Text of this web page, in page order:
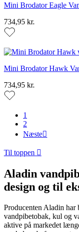
Mini Brodator Eagle
734,95 kr.
Mini Brodator Hawk
734,95 kr.
1
2
Næste
Til toppen 
Aladin
design og til
Producenten Aladin har
vandpibetobak, kul og
aktive på markedet